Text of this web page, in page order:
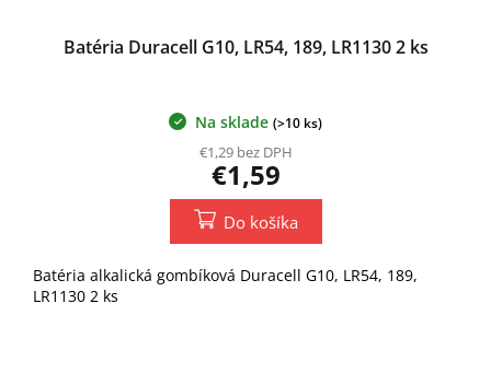
Batéria Duracell G10, LR54, 189, LR1130 2 ks
Na sklade (>10 ks)
€1,29 bez DPH
€1,59
Do košíka
Batéria alkalická gombíková Duracell G10, LR54, 189,
LR1130 2 ks